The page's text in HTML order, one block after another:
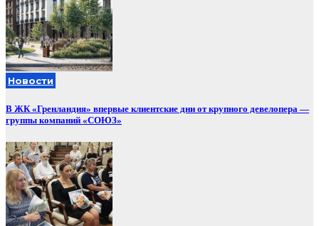
Новости
В ЖК «Гренландия» впервые клиентские дни от крупного девелопера —
группы компаний «СОЮЗ»